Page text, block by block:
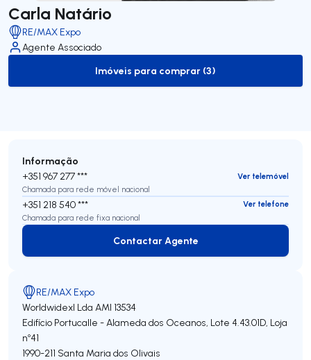
Carla Natário
RE/MAX Expo
Agente Associado
to-buy-listing
Imóveis para comprar (3)
Informação
+351 967 277 ***
Ver telemóvel
Chamada para rede móvel nacional
+351 218 540 ***
Ver telefone
Chamada para rede fixa nacional
Contactar Agente
Contactar Agente
RE/MAX Expo
Worldwidexl Lda AMI 13534
Edifício Portucalle - Alameda dos Oceanos, Lote 4.43.01D, Loja
nº41
1990-211 Santa Maria dos Olivais